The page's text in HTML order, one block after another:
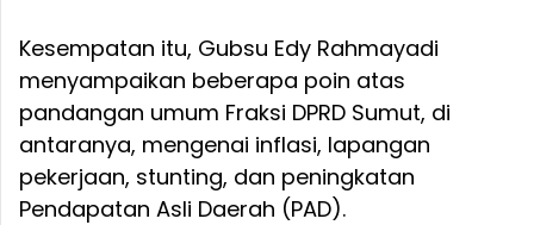
Kesempatan itu, Gubsu Edy Rahmayadi
menyampaikan beberapa poin atas
pandangan umum Fraksi DPRD Sumut, di
antaranya, mengenai inflasi, lapangan
pekerjaan, stunting, dan peningkatan
Pendapatan Asli Daerah (PAD).